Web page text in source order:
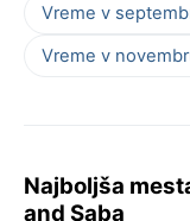
Vreme v
Vreme v
Najboljša
and Saba